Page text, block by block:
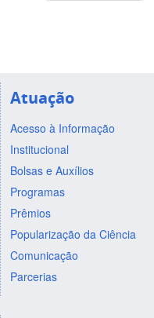
Atuação
Acesso à Informação
Institucional
Bolsas e Auxílios
Programas
Prêmios
Popularização da Ciência
Comunicação
Parcerias